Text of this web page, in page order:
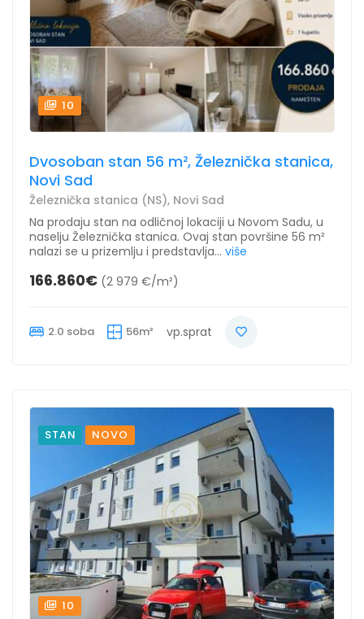
10
Dvosoban stan 56 m², Železnička stanica,
Novi Sad
Železnička stanica (NS), Novi Sad
Na prodaju stan na odličnoj lokaciji u Novom Sadu, u
naselju Železnička stanica. Ovaj stan površine 56 m²
nalazi se u prizemlju i predstavlja... više
166.860€ (2 979 €/m²)
2.0 soba 56m² vp.sprat
STAN NOVO
10